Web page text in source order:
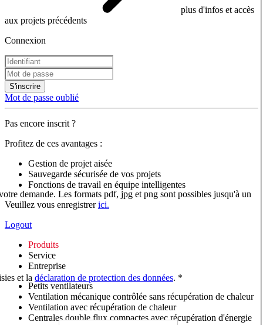
plus d'infos et accès
aux projets précédents
Connexion
S'inscrire
Mot de passe oublié
Pas encore inscrit ?
Profitez de ces avantages :
Gestion de projet aisée
Sauvegarde sécurisée de vos projets
Fonctions de travail en équipe intelligentes
Veuillez vous enregistrerici.
Logout
Produits
Service
Entreprise
Petits ventilateurs
Ventilation mécanique contrôlée sans récupération de chaleur
Ventilation avec récupération de chaleur
Centrales double flux compactes avec récupération d'énergie
demande. Les formats pdf, jpg et png sont possibles jusqu'à un
et la déclaration de protection des données. *